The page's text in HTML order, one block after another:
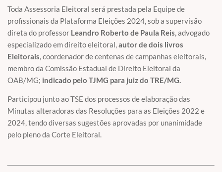
Toda Assessoria Eleitoral será prestada pela Equipe de
profissionais da Plataforma Eleições 2024, sob a supervisão
direta do professor Leandro Roberto de Paula Reis, advogado
especializado em direito eleitoral,autor de dois livros
Eleitorais, coordenador de centenas de campanhas eleitorais,
membro da Comissão Estadual de Direito Eleitoral da
OAB/MG; indicado pelo TJMG para juiz do TRE/MG.
Participou junto ao TSE dos processos de elaboração das
Minutas alteradoras das Resoluções para as Eleições 2022 e
2024, tendo diversas sugestões aprovadas por unanimidade
pelo pleno da Corte Eleitoral.